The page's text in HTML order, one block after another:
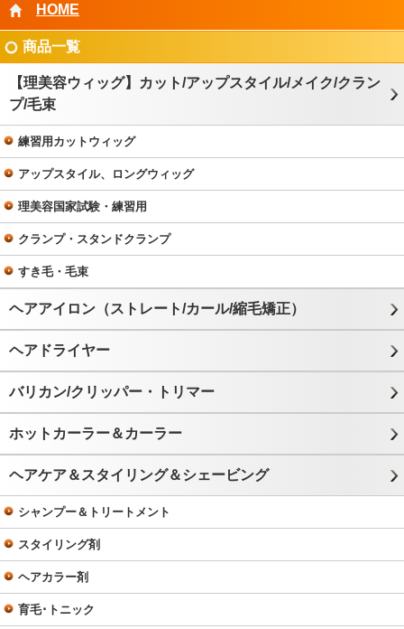
HOME
商品一覧
【理美容ウィッグ】カット/アップスタイル/メイク/クラン
プ/毛束
練習用カットウィッグ
アップスタイル、ロングウィッグ
理美容国家試験・練習用
クランプ・スタンドクランプ
すき毛・毛束
ヘアアイロン（ストレート/カール/縮毛矯正）
ヘアドライヤー
バリカン/クリッパー・トリマー
ホットカーラー＆カーラー
ヘアケア＆スタイリング＆シェービング
シャンプー＆トリートメント
スタイリング剤
ヘアカラー剤
育毛･トニック